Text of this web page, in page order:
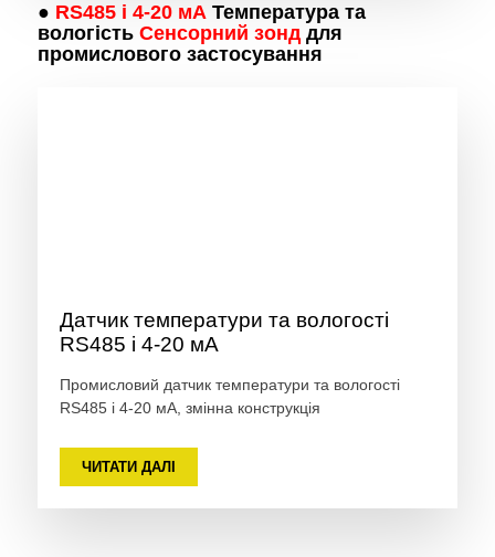
● RS485 і 4-20 мА Температура та
вологість Сенсорний зонд для
промислового застосування
Датчик температури та вологості
RS485 і 4-20 мА
Промисловий датчик температури та вологості
RS485 і 4-20 мА, змінна конструкція
ЧИТАТИ ДАЛІ